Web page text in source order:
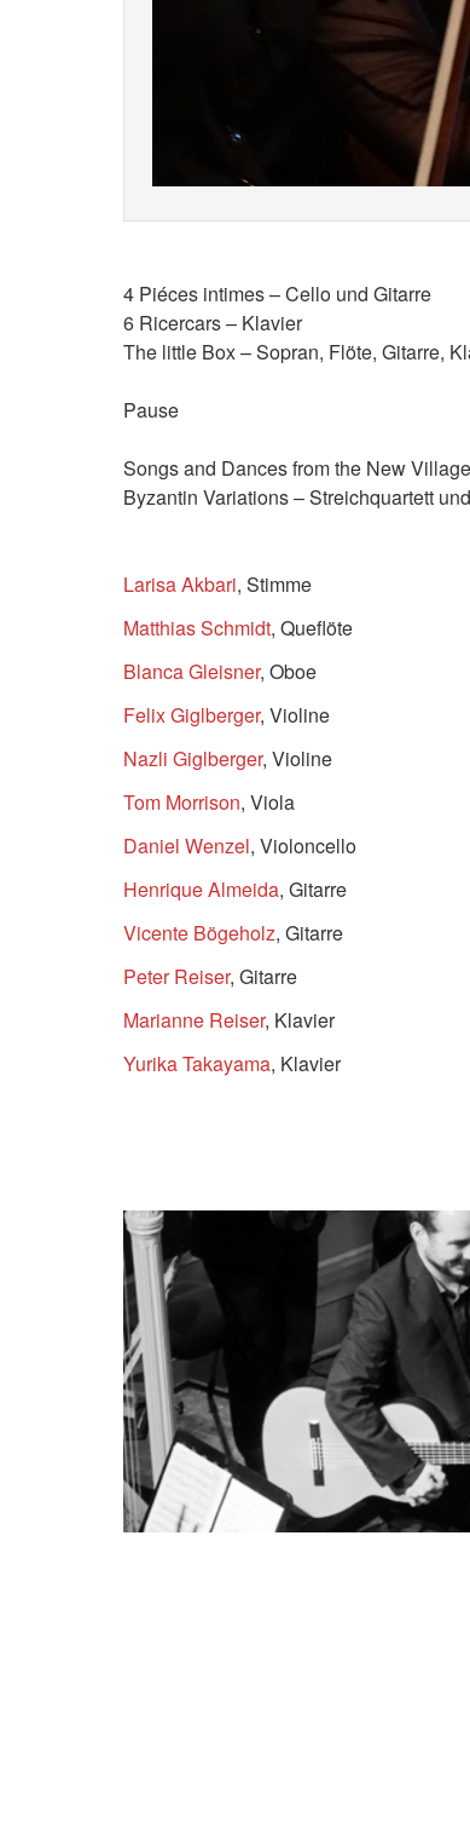
4 Piéces intimes – Cello und Gitarre
6 Ricercars – Klavier
The little Box – Sopran, Flöte, Gitarre,
Pause
Songs and Dances from
Byzantin Variations – Streichquartett
Larisa Akbari, Stimme
Matthias Schmidt, Queflöte
Blanca Gleisner, Oboe
Felix Giglberger, Violine
Nazli Giglberger, Violine
Tom Morrison, Viola
Daniel Wenzel, Violoncello
Henrique Almeida, Gitarre
Vicente Bögeholz, Gitarre
Peter Reiser, Gitarre
Marianne Reiser, Klavier
Yurika Takayama, Klavier